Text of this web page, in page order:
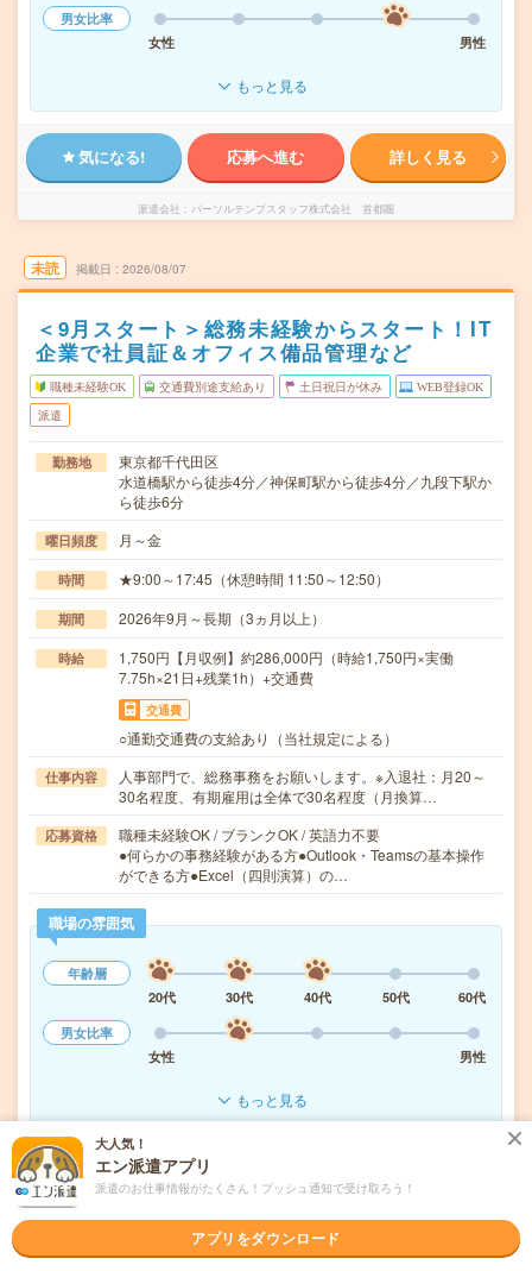
男女比率
女性
男性
もっと見る
気になる! 応募へ進む 詳しく見る
派遣会社 パーソルテンプスタッフ株式会社 首都圏
未読 掲載日 2026/08/07
＜9月スタート＞総務未経験からスタート！IT
企業で社員証＆オフィス備品管理など
職種未経験OK 交通費別途支給あり 土日祝日が休み WEB登録OK
派遣
勤務地
東京都千代田区
水道橋駅から徒歩4分／神保町駅から徒歩4分／九段下駅か
ら徒歩6分
曜日頻度 月～金
時間 ★9:00～17:45（休憩時間 11:50～12:50）
期間 2026年9月～長期（3ヵ月以上）
時給
1,750円【月収例】約286,000円（時給1,750円×実働
7.75h×21日+残業1h）+交通費
交通費
○通勤交通費の支給あり（当社規定による）
仕事内容
人事部門で、総務事務をお願いします。※入退社：月20～
30名程度、有期雇用は全体で30名程度（月換算…
応募資格
職種未経験OK / ブランクOK / 英語力不要
●何らかの事務経験がある方●Outlook・Teamsの基本操作
ができる方●Excel（四則演算）の…
職場の雰囲気
年齢層
20代
30代 40代 50代
60代
男女比率
女性
男性
もっと見る
気になる!
派遣会社 ヒューマンリソシア株式会社
大人気！
エン派遣アプリ
派遣のお仕事情報がたくさん！プッシュ通知で受け取ろう！
アプリをダウンロード